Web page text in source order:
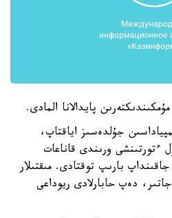
پايدالانا المادى.
جۇلدەسىز اياقتاپ،
ءتورتىنشى ورىندى قاناعات
بارىپ توقتادى. مىقتىلار
دەپ حابارلادى ريوداعى